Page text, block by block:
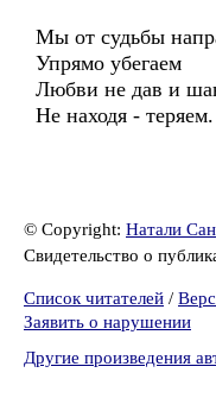
Мы от судьбы
Упрямо убегаем
Любви не дав и
Не находя - теряем.
© Copyright: Натали Сан
Свидетельство о
Список читателей /
Заявить о нарушении
Другие произведения